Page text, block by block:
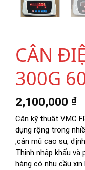
CÂN
300G
2,100,000 ₫
Cân kỹ thuật VMC
dụng rộng trong
,cân mủ cao su,
Thịnh nhập khẩu và
hàng có nhu cầu xin